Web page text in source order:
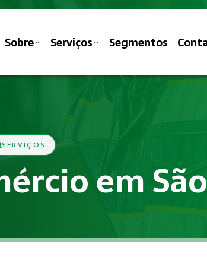
Sobre Serviços Segmentos
SERVIÇOS
em
do Ministério do Trabalho,